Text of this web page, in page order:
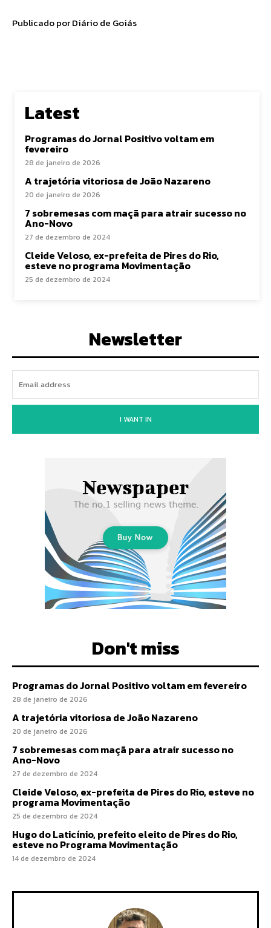
Publicado por Diário de Goiás
Latest
Programas do Jornal Positivo voltam em
fevereiro
28 de janeiro de 2026
A trajetória vitoriosa de João Nazareno
20 de janeiro de 2026
7 sobremesas com maçã para atrair sucesso no
Ano-Novo
27 de dezembro de 2024
Cleide Veloso, ex-prefeita de Pires do Rio,
esteve no programa Movimentação
25 de dezembro de 2024
Newsletter
I WANT IN
Don't miss
Programas do Jornal Positivo voltam em fevereiro
28 de janeiro de 2026
A trajetória vitoriosa de João Nazareno
20 de janeiro de 2026
7 sobremesas com maçã para atrair sucesso no
Ano-Novo
27 de dezembro de 2024
Cleide Veloso, ex-prefeita de Pires do Rio, esteve no
programa Movimentação
25 de dezembro de 2024
Hugo do Laticínio, prefeito eleito de Pires do Rio,
esteve no Programa Movimentação
14 de dezembro de 2024